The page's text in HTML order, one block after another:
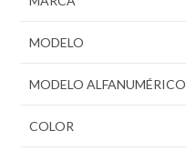
MODELO
MODELO ALFANUMÉRICO
COLOR